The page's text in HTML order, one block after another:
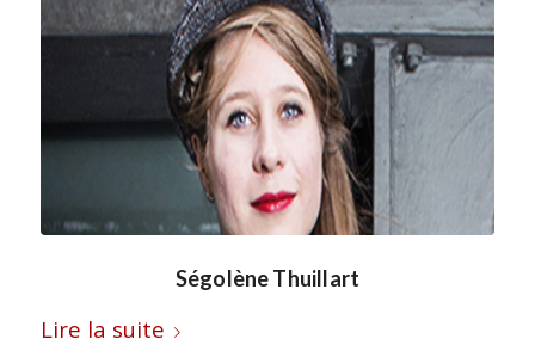
Ségolène Thuillart
Lire la suite